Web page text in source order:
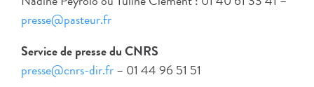
presse@pasteur.fr
Service de presse du CNRS
presse@cnrs-dir.fr– 01 44 96 51 51